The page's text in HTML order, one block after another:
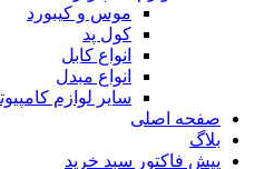
موس و کیبورد
کول پد
انواع کابل
انواع مبدل
سایر لوازم
صفحه اصلی
بلاگ
پیش فاکتور سبد خرید